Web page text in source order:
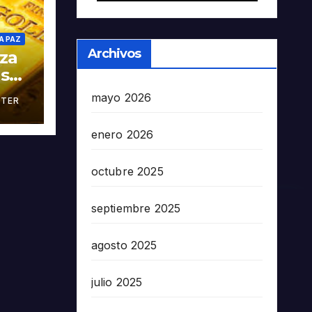
PAZ
Archivos
mayo 2026
enero 2026
octubre 2025
septiembre 2025
agosto 2025
julio 2025